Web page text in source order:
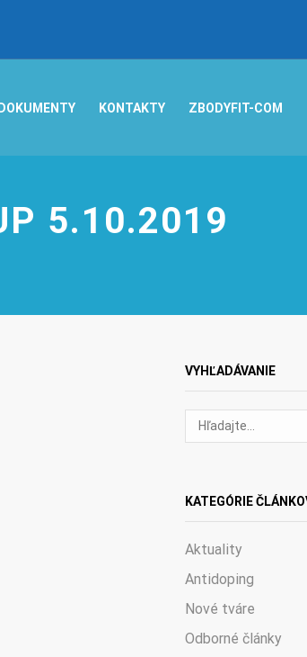
KONTAKTY ZBODYFIT-COM
5.10.2019
VYHĽADÁVANIE
KATEGÓRIE
Aktuality
Antidoping
Nové tváre
Odborné články